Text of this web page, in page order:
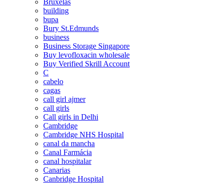
building
bupa
Bury St.Edmunds
business
Business Storage Singapore
Buy levofloxacin wholesale
Buy Verified Skrill Account
C
cabelo
cagas
call girl ajmer
call girls
Call girls in Delhi
Cambridge
Cambridge NHS Hospital
canal da mancha
Canal Farmácia
canal hospitalar
Canarias
Canbridge Hospital